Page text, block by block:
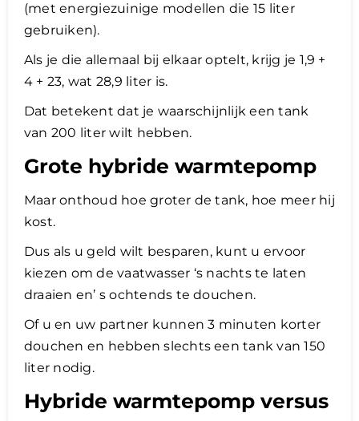
(met energiezuinige modellen die 15 liter
gebruiken).
Als je die allemaal bij elkaar optelt, krijg je 1,9 +
4 + 23, wat 28,9 liter is.
Dat betekent dat je waarschijnlijk een tank
van 200 liter wilt hebben.
Grote hybride warmtepomp
Maar onthoud hoe groter de tank, hoe meer hij
kost.
Dus als u geld wilt besparen, kunt u ervoor
kiezen om de vaatwasser ‘s nachts te laten
draaien en’ s ochtends te douchen.
Of u en uw partner kunnen 3 minuten korter
douchen en hebben slechts een tank van 150
liter nodig.
Hybride warmtepomp versus